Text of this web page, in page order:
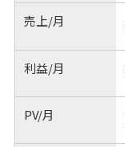
売上/月
利益/月
PV/月